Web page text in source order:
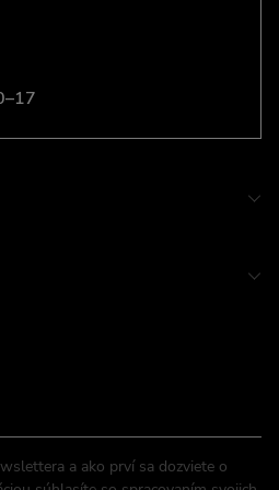
a ako prví sa dozviete o